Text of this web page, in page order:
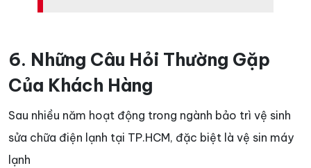
6. Những Câu Hỏi Thường Gặp
Của Khách Hàng
Sau nhiều năm hoạt động trong ngành bảo trì vệ sinh
sửa chữa điện lạnh tại TP.HCM, đặc biệt là vệ sin máy
lạnh